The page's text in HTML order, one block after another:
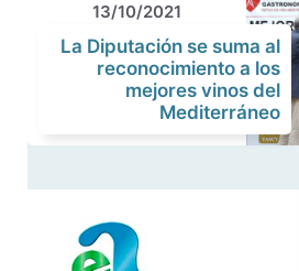
13/10/2021
La Diputación se suma al
reconocimiento a los
mejores vinos del
Mediterráneo